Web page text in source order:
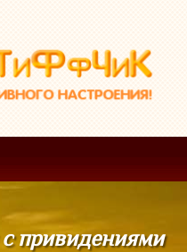
привидениями